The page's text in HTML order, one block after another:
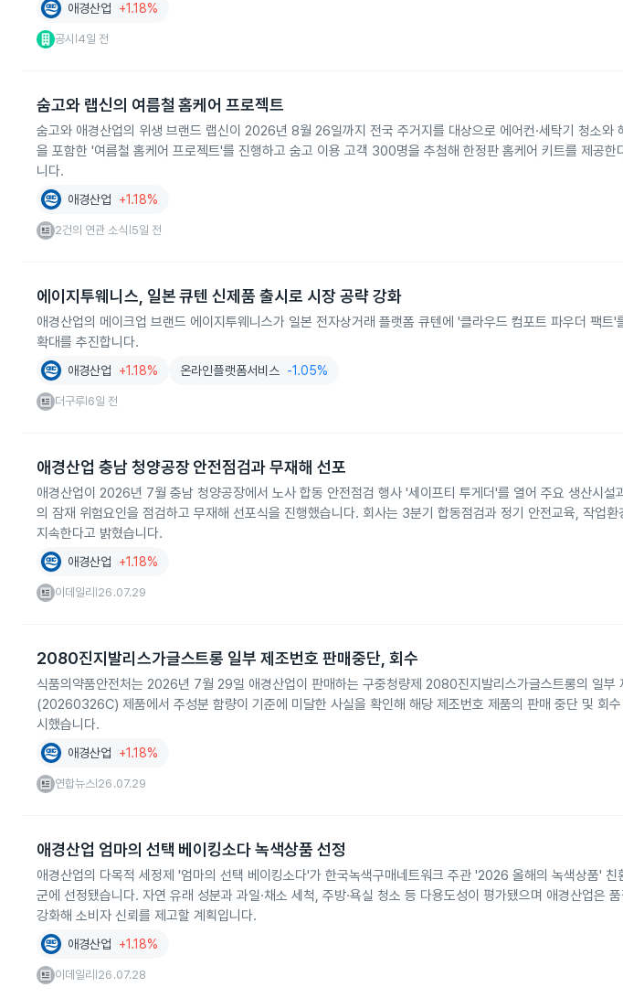
애경산업 +1.18%
공시 4일 전
숨고와 랩신의 여름철 홈케어 프로젝트
숨고와 애경산업의 위생 브랜드 랩신이 2026년 8월 26일까지 전국 주거지를 대상으로 에어컨·세탁기 청소와
을 포함한 '여름철 홈케어 프로젝트'를 진행하고 숨고 이용 고객 300명을 추첨해 한정판 홈케어 키트를 제공한
니다.
애경산업 +1.18%
2건의 연관 소식 5일 전
에이지투웨니스, 일본 큐텐 신제품 출시로 시장 공략 강화
애경산업의 메이크업 브랜드 에이지투웨니스가 일본 전자상거래 플랫폼 큐텐에 '클라우드 컴포트 파우더 팩트
확대를 추진합니다.
애경산업 +1.18% 온라인플랫폼서비스 -1.05%
더구루 6일 전
애경산업 충남 청양공장 안전점검과 무재해 선포
애경산업이 2026년 7월 충남 청양공장에서 노사 합동 안전점검 행사 '세이프티 투게더'를 열어 주요 생산시설
의 잠재 위험요인을 점검하고 무재해 선포식을 진행했습니다. 회사는 3분기 합동점검과 정기 안전교육, 작업환
지속한다고 밝혔습니다.
애경산업 +1.18%
이데일리 26.07.29
2080진지발리스가글스트롱 일부 제조번호 판매중단, 회수
식품의약품안전처는 2026년 7월 29일 애경산업이 판매하는 구중청량제 2080진지발리스가글스트롱의 일부
(20260326C) 제품에서 주성분 함량이 기준에 미달한 사실을 확인해 해당 제조번호 제품의 판매 중단 및 회수
시했습니다.
애경산업 +1.18%
연합뉴스 26.07.29
애경산업 엄마의 선택 베이킹소다 녹색상품 선정
애경산업의 다목적 세정제 '엄마의 선택 베이킹소다'가 한국녹색구매네트워크 주관 '2026 올해의 녹색상품' 친
군에 선정됐습니다. 자연 유래 성분과 과일·채소 세척, 주방·욕실 청소 등 다용도성이 평가됐으며 애경산업은
강화해 소비자 신뢰를 제고할 계획입니다.
애경산업 +1.18%
이데일리 26.07.28